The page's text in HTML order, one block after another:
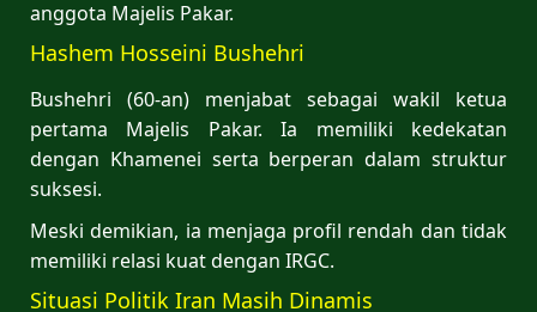
anggota Majelis Pakar.
Hashem Hosseini Bushehri
Bushehri (60-an) menjabat sebagai wakil ketua
pertama Majelis Pakar. Ia memiliki kedekatan
dengan Khamenei serta berperan dalam struktur
suksesi.
Meski demikian, ia menjaga profil rendah dan tidak
memiliki relasi kuat dengan IRGC.
Situasi Politik Iran Masih Dinamis